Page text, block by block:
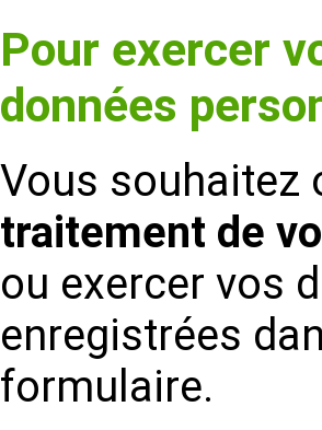
Pour exercer
données
Vous
traitement de
ou exercer vos
enregistrées
formulaire.